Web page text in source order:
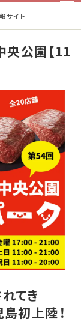
サイト
公園【11
てき
初上陸！